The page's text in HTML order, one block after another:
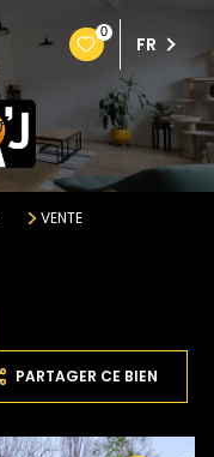
0
FR
VENTE
PARTAGER CE BIEN